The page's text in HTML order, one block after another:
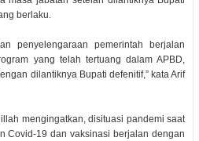
berlaku.
penyelengaraan pemerintah berjalan
yang telah tertuang dalam APBD,
dilantiknya Bupati defenitif,” kata Arif
mengingatkan, disituasi pandemi saat
Covid-19 dan vaksinasi berjalan dengan